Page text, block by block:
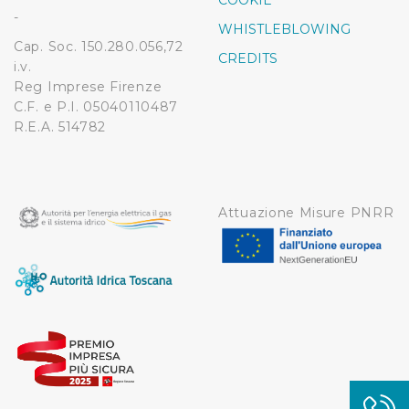
fruibile il sito web abilitandone funzionalità di base quali
la navigazione sulle pagine e l'accesso alle aree
traffico sul nostro sito web, per personalizzare
contenuti ed annunci e per fornire funzionalità dei social
media, condividendo informazioni sul modo in cui
l’Utente utilizza il nostro sito con i nostri partner. Tali
soggetti, che si occupano di analisi dei dati web,
informazioni ricevute con altre informazioni che l’Utente
ha fornito loro o che hanno raccolto dal suo utilizzo dei
loro servizi.
-
Cap. Soc. 150.280.056,72
i.v.
Reg Imprese Firenze
C.F. e P.I. 05040110487
R.E.A. 514782
WHISTLEBLOWING
CREDITS
Attuazione Misure PNRR